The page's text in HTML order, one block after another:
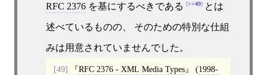
RFC 2376を基にするべきである >>49 とは
述べているものの、 そのための特別な仕組
みは用意されていませんでした。
[49] RFC 2376 - XML Media Types (1998-